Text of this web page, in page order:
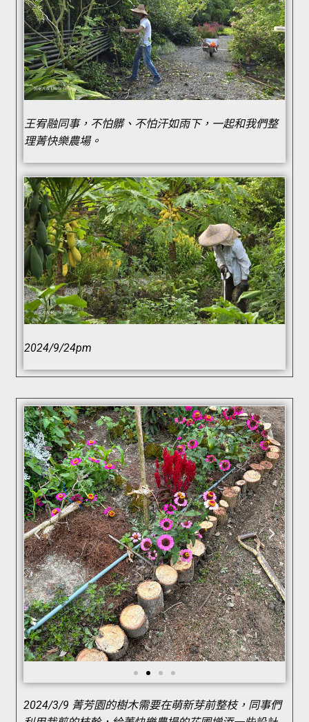
王宥融同事，不怕髒、不怕汗如雨下，一起和我們整
理菁快樂農場。
2024/9/24pm
2024/3/9 菁芳園的樹木需要在萌新芽前整枝，同事們